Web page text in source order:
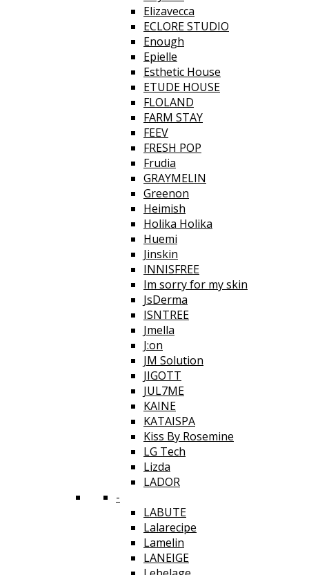
Elizavecca
ECLORE STUDIO
Enough
Epielle
Esthetic House
ETUDE HOUSE
FLOLAND
FARM STAY
FEEV
FRESH POP
Frudia
GRAYMELIN
Greenon
Heimish
Holika Holika
Huemi
Jinskin
INNISFREE
Im sorry for my skin
JsDerma
ISNTREE
Jmella
J:on
JM Solution
JIGOTT
JUL7ME
KAINE
KATAISPA
Kiss By Rosemine
LG Tech
Lizda
LADOR
-
LABUTE
Lalarecipe
Lamelin
LANEIGE